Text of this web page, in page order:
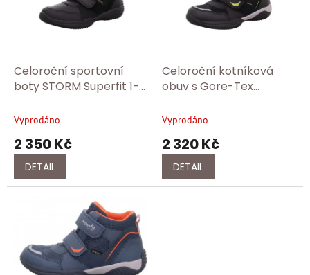
dCeloroční sportovní
boty STORM Superfit 1-
Vyprodáno
2 350 Kč
DETAIL
Celoroční kotníková
obuv s Gore-Tex
009385-0020
Vyprodáno
2 320 Kč
DETAIL